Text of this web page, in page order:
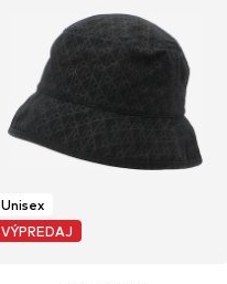
Unisex
VÝPREDAJ